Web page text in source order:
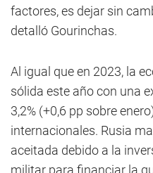
factores, es dejar sin
detalló Gourinchas.
Al igual que en 2023, la
sólida este año con una
3,2% (+0,6 pp sobre
internacionales. Rusia
aceitada debido a la
militar para financiar la